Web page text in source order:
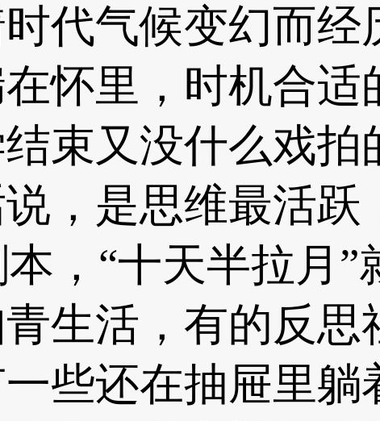
气候变幻而经
怀里，时机合
束又没什么戏拍
，是思维最活
，“十天半拉月
生活，有的反
些还在抽屉里